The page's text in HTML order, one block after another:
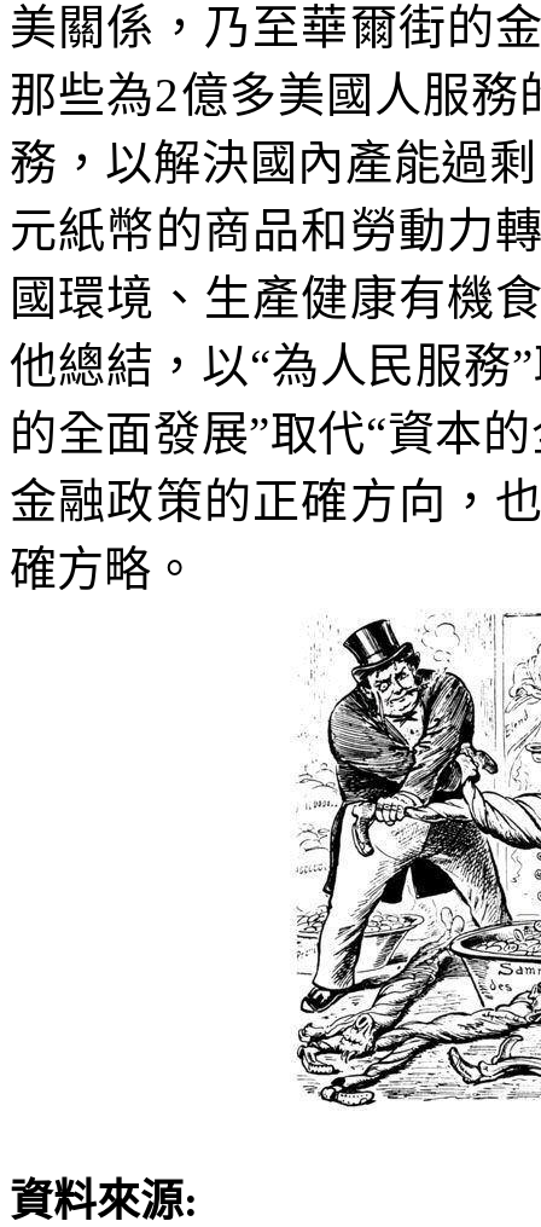
美關係，乃至華爾街的
那些為2億多美國人服務
務，以解決國內產能過
元紙幣的商品和勞動力
國環境、生產健康有機
他總結，以“為人民服務”
的全面發展”取代“資本
金融政策的正確方向，
確方略。
資料來源: